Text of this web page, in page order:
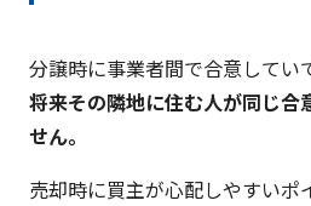
分譲時に事業者間で合意してい
将来その隣地に住む人が同じ合
せん。
売却時に買主が心配しやすいポ